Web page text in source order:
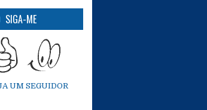
SIGA-ME
UM SEGUIDOR